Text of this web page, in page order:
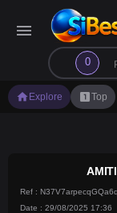
menu
0
search
home Explore looks_oneTop
Ref :
Date : 29/08/2025 17:36